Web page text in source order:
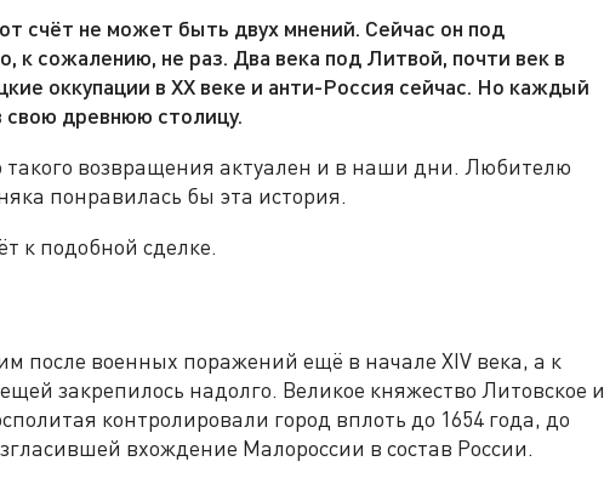
счёт не может быть двух мнений. Сейчас он под
к сожалению, не раз. Два века под Литвой, почти век в
оккупации в XX веке и анти-Россия сейчас. Но каждый
свою древнюю столицу.
такого возвращения актуален и в наши дни. Любителю
понравилась бы эта история.
к подобной сделке.
после военных поражений ещё в начале XIV века, а к
закрепилось надолго. Великое княжество Литовское и
контролировали город вплоть до 1654 года, до
вхождение Малороссии в состав России.